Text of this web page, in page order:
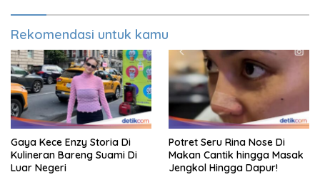
Rekomendasi untuk kamu
Gaya Kece Enzy Storia Di
Kulineran Bareng Suami Di
Luar Negeri
Potret Seru Rina Nose Di
Makan Cantik hingga Masak
Jengkol Hingga Dapur!